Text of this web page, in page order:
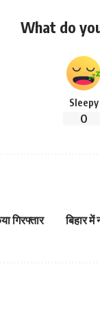
What do
Sleepy
0
गिरफ्तार बिहार